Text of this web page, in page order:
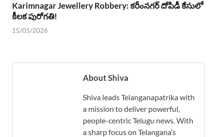
Karimnagar Jewellery Robbery: కరీంనగర్ దోపిడీ కేసులో
కీలక పురోగతి!
15/05/2026
About Shiva
Shiva leads Telanganapatrika with
a mission to deliver powerful,
people-centric Telugu news. With
a sharp focus on Telangana’s